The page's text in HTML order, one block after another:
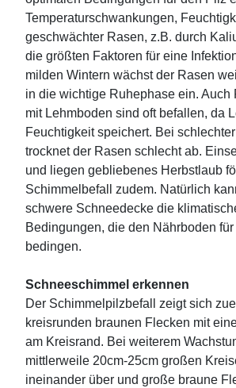
Temperaturschwankungen,
geschwächter Rasen, z.B. durch
die größten Faktoren für eine
milden Wintern wächst der Rasen
in die wichtige Ruhephase ein. Auch
mit Lehmboden sind oft befallen, da
Feuchtigkeit speichert. Bei
trocknet der Rasen schlecht ab.
und liegen gebliebenes Herbstlaub
Schimmelbefall zudem. Natürlich
schwere Schneedecke die
Bedingungen, die den Nährboden
bedingen.
Schneeschimmel erkennen
Der Schimmelpilzbefall zeigt sich
kreisrunden braunen Flecken mit
am Kreisrand. Bei weiterem
mittlerweile 20cm-25cm großen
ineinander über und große braune